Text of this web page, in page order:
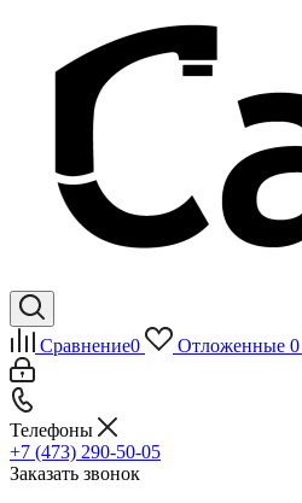
Сравнение0 Отложенные 0
Телефоны
+7 (473) 290-50-05
Заказать звонок